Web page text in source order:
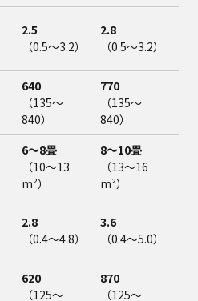
2.5
（0.5～3.2）
2.8
（0.5～3.2）
640
（135～
840）
770
（135～
840）
6～8畳
（10～13
m²）
8～10畳
（13～16
m²）
2.8
（0.4～4.8）
3.6
（0.4～5.0）
620
（125～
870
（125～